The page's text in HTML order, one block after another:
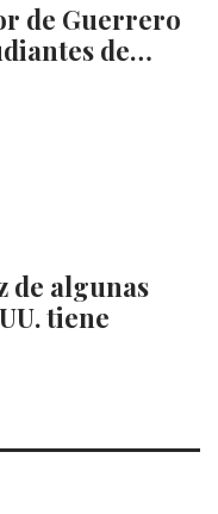
de Guerrero
de…
de algunas
tiene